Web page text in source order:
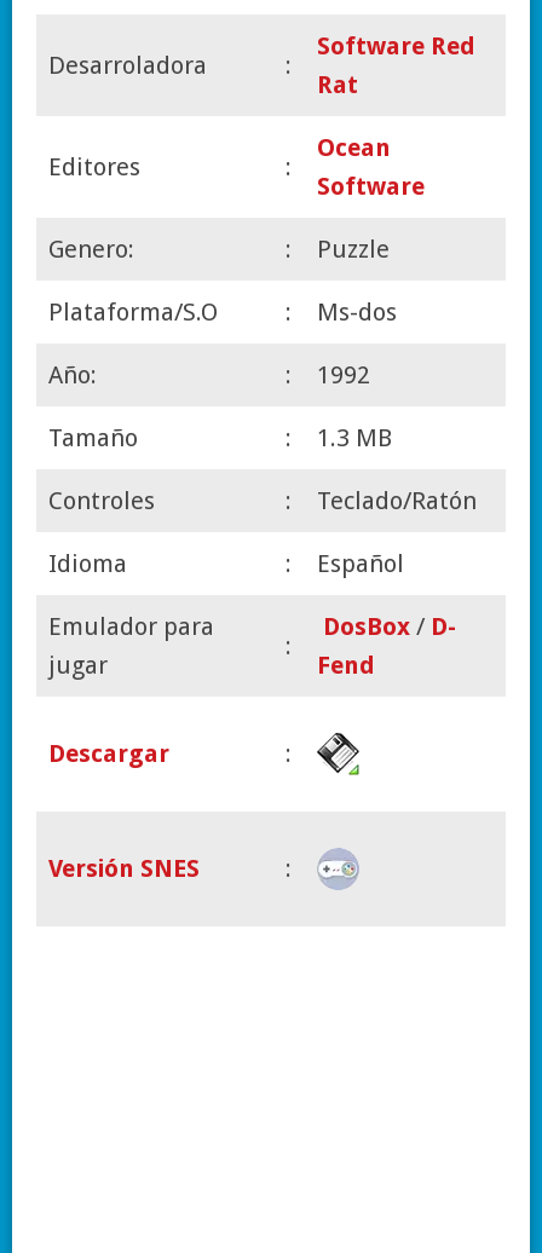
Desarroladora :
Software Red
Rat
Editores :
Ocean
Software
Genero: : Puzzle
Plataforma/S.O : Ms-dos
Año: : 1992
Tamaño : 1.3 MB
Controles : Teclado/Ratón
Idioma : Español
Emulador para
jugar
:
DosBox / D-
Fend
Descargar :
Versión SNES :